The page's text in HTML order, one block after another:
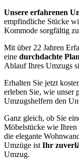
Unsere erfahrenen
empfindliche Stücke
Kommode sorgfältig
Mit über 22 Jahren
eine durchdachte
Ablauf Ihres Umzugs
Erhalten Sie jetzt
erleben Sie, wie unser
Umzugshelfern den
Ganz gleich, ob Sie
Möbelstücke wie Ihren
die elegante
Umzüge ist Ihr
Umzug.